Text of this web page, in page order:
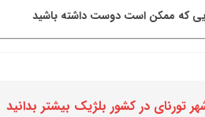
که ممکن است دوست داشته باشید
تورنای در کشور بلژیک بیشتر بدانید